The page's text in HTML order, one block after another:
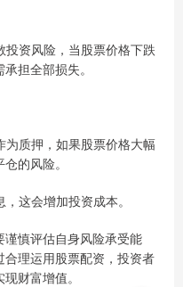
投资风险，当股票价格下跌
担全部损失。
为质押，如果股票价格大幅
的风险。
这会增加投资成本。
慎评估自身风险承受能
理运用股票配资，投资者
财富增值。